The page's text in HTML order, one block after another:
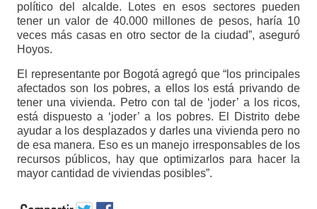
político del alcalde. Lotes en esos sectores pueden
tener un valor de 40.000 millones de pesos, haría 10
veces más casas en otro sector de la ciudad”, aseguró
Hoyos.
El representante por Bogotá agregó que “los principales
afectados son los pobres, a ellos los está privando de
tener una vivienda. Petro con tal de ‘joder’ a los ricos,
está dispuesto a ‘joder’ a los pobres. El Distrito debe
ayudar a los desplazados y darles una vivienda pero no
de esa manera. Eso es un manejo irresponsables de los
recursos públicos, hay que optimizarlos para hacer la
mayor cantidad de viviendas posibles”.